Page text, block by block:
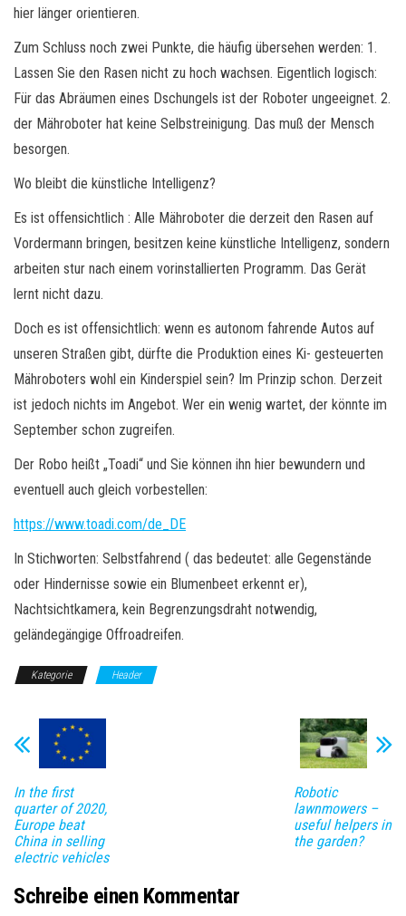
hier länger orientieren.
Zum Schluss noch zwei Punkte, die häufig übersehen werden: 1.
Lassen Sie den Rasen nicht zu hoch wachsen. Eigentlich logisch:
Für das Abräumen eines Dschungels ist der Roboter ungeeignet. 2.
der Mähroboter hat keine Selbstreinigung. Das muß der Mensch
besorgen.
Wo bleibt die künstliche Intelligenz?
Es ist offensichtlich : Alle Mähroboter die derzeit den Rasen auf
Vordermann bringen, besitzen keine künstliche Intelligenz, sondern
arbeiten stur nach einem vorinstallierten Programm. Das Gerät
lernt nicht dazu.
Doch es ist offensichtlich: wenn es autonom fahrende Autos auf
unseren Straßen gibt, dürfte die Produktion eines Ki- gesteuerten
Mähroboters wohl ein Kinderspiel sein? Im Prinzip schon. Derzeit
ist jedoch nichts im Angebot. Wer ein wenig wartet, der könnte im
September schon zugreifen.
Der Robo heißt „Toadi“ und Sie können ihn hier bewundern und
eventuell auch gleich vorbestellen:
https://www.toadi.com/de_DE
In Stichworten: Selbstfahrend ( das bedeutet: alle Gegenstände
oder Hindernisse sowie ein Blumenbeet erkennt er),
Nachtsichtkamera, kein Begrenzungsdraht notwendig,
geländegängige Offroadreifen.
Kategorie Header
In the first
quarter of 2020,
Europe beat
China in selling
electric vehicles
Robotic
lawnmowers –
useful helpers in
the garden?
Schreibe einen Kommentar